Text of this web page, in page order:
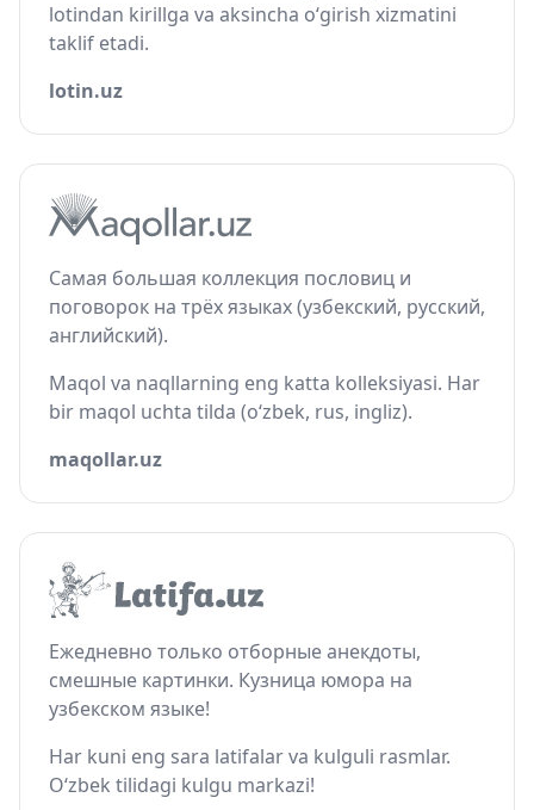
lotindan kirillga va aksincha o‘girish xizmatini
taklif etadi.
lotin.uz
Самая большая коллекция пословиц и
поговорок на трёх языках (узбекский, русский,
английский).
Maqol va naqllarning eng katta kolleksiyasi. Har
bir maqol uchta tilda (o‘zbek, rus, ingliz).
maqollar.uz
Ежедневно только отборные анекдоты,
смешные картинки. Кузница юмора на
узбекском языке!
Har kuni eng sara latifalar va kulguli rasmlar.
O‘zbek tilidagi kulgu markazi!